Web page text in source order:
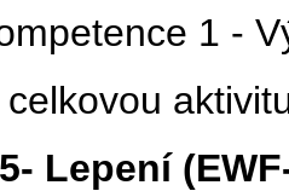
1 -
Lepení